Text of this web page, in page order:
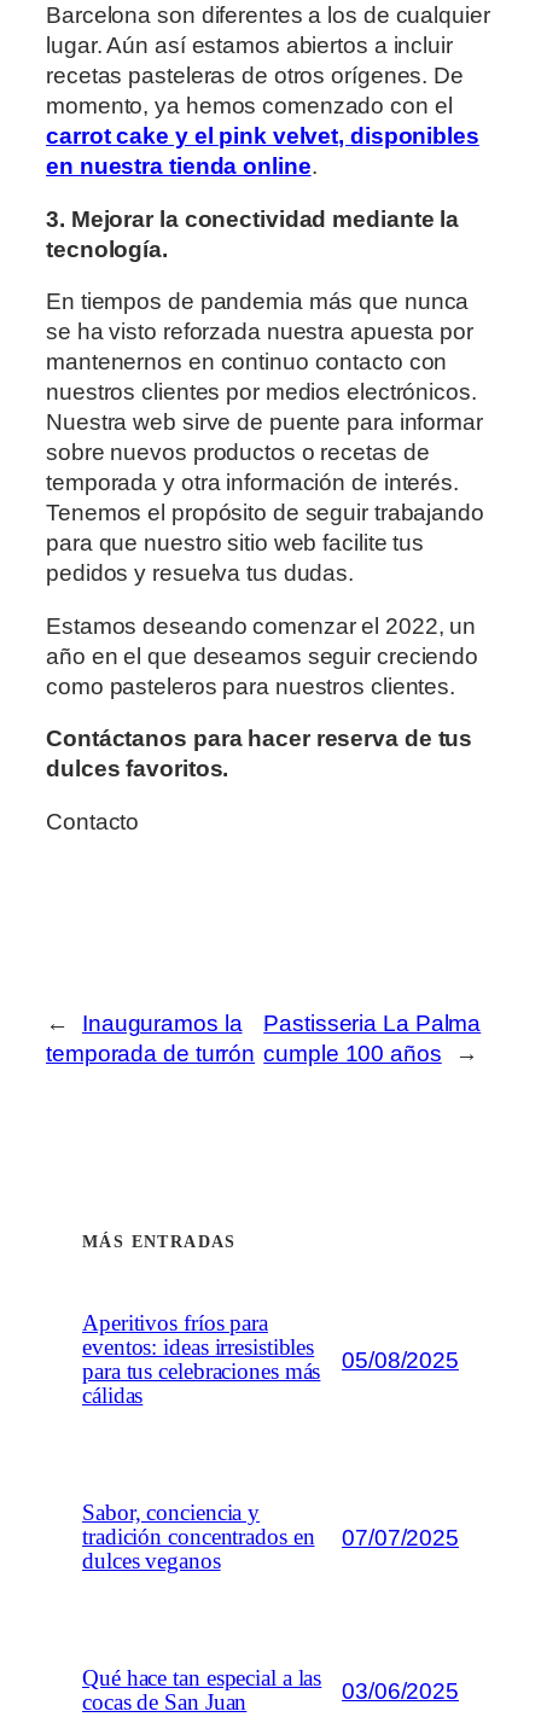
Barcelona son diferentes a los de cualquier
lugar. Aún así estamos abiertos a incluir
recetas pasteleras de otros orígenes. De
momento, ya hemos comenzado con el
carrot cake y el pink velvet, disponibles
en nuestra tienda online.
3. Mejorar la conectividad mediante la
tecnología.
En tiempos de pandemia más que nunca
se ha visto reforzada nuestra apuesta por
mantenernos en continuo contacto con
nuestros clientes por medios electrónicos.
Nuestra web sirve de puente para informar
sobre nuevos productos o recetas de
temporada y otra información de interés.
Tenemos el propósito de seguir trabajando
para que nuestro sitio web facilite tus
pedidos y resuelva tus dudas.
Estamos deseando comenzar el 2022, un
año en el que deseamos seguir creciendo
como pasteleros para nuestros clientes.
Contáctanos para hacer reserva de tus
dulces favoritos.
Contacto
←
Inauguramos la
temporada de turrón
Pastisseria La Palma
cumple 100 años
→
MÁS ENTRADAS
Aperitivos fríos para
eventos: ideas irresistibles
para tus celebraciones más
cálidas
05/08/2025
Sabor, conciencia y
tradición concentrados en
dulces veganos
07/07/2025
Qué hace tan especial a las
cocas de San Juan
03/06/2025